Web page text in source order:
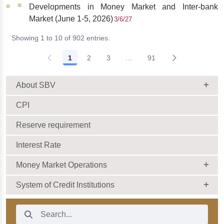
Developments in Money Market and Inter-bank
Market (June 1-5, 2026)3/6/27
Showing 1 to 10 of 902 entries.
1 2 3 91
About SBV
CPI
Reserve requirement
Interest Rate
Money Market Operations
System of Credit Institutions
Search Bar